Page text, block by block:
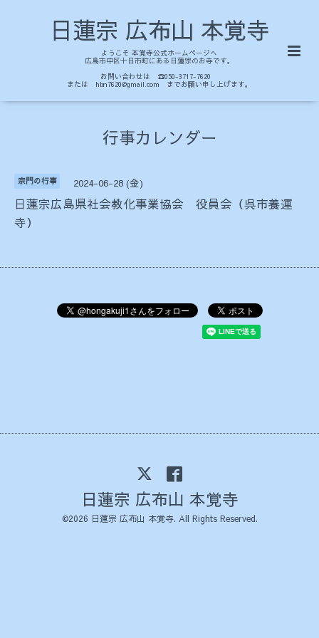
日蓮宗 広布山 本覚寺
ようこそ 本覚寺公式ホームページへ
広島市中区十日市町にある日蓮宗のお寺です。
お問い合わせは ☎050-3717-7620
または hbn7620@gmail.com までお願い申し上げます。
行事カレンダー
宗門の行事 2024-06-28 (金)
日蓮宗広島県社会教化事業協会 役員会（呉市養運
寺）
日蓮宗 広布山 本覚寺
©2026 日蓮宗 広布山 本覚寺. All Rights Reserved.